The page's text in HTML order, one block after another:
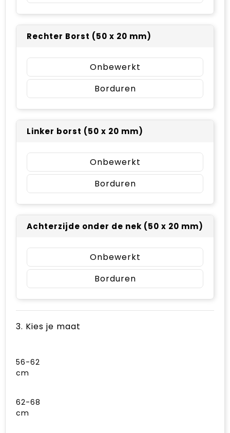
Rechter Borst (50 x 20 mm)
Onbewerkt
Borduren
Linker borst (50 x 20 mm)
Onbewerkt
Borduren
Achterzijde onder de nek (50 x 20 mm)
Onbewerkt
Borduren
3. Kies je maat
56-62
cm
62-68
cm